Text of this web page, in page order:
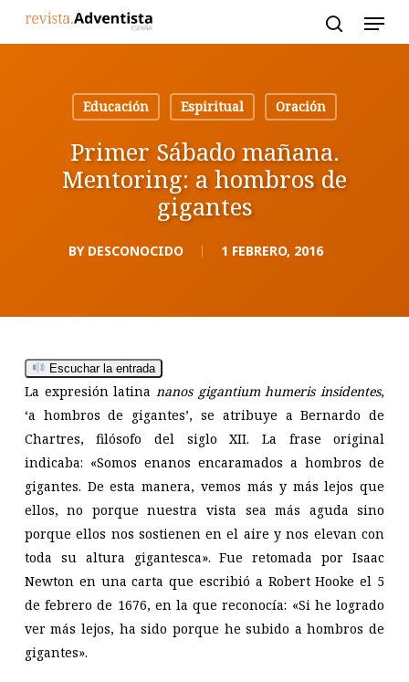
Educación
Espiritual Oración
Primer Sábado mañana.
Mentoring: a hombros de
gigantes
BY DESCONOCIDO 1 FEBRERO, 2016
Escuchar la entrada
La expresión latina nanos gigantium humeris insidentes,
‘a hombros de gigantes’, se atribuye a Bernardo de
Chartres, filósofo del siglo XII. La frase original
indicaba: «Somos enanos encaramados a hombros de
gigantes. De esta manera, vemos más y más lejos que
ellos, no porque nuestra vista sea más aguda sino
porque ellos nos sostienen en el aire y nos elevan con
toda su altura gigantesca». Fue retomada por Isaac
Newton en una carta que escribió a Robert Hooke el 5
de febrero de 1676, en la que reconocía: «Si he logrado
ver más lejos, ha sido porque he subido a hombros de
gigantes».